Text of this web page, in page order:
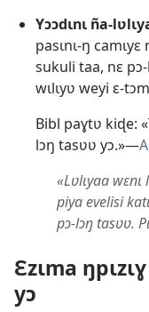
Yɔɔdɩnɩ ña-
pasɩnɩ-ŋ camɩyɛ
sukuli taa, nɛ pɔ-
wɩlɩyʋ weyi ɛ-
Bibl paɣtʋ kiɖe:
lɔŋ tasʋʋ yɔ.»—
«Lʋlɩyaa wɛnɩ
piya evelisi
pɔ-lɔŋ tasʋʋ.
Ɛzɩma
yɔ